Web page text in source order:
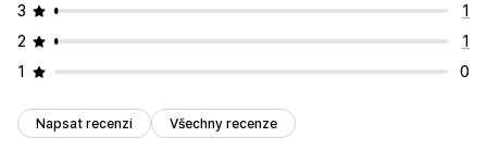
3
1
2
1
1
0
Napsat recenzi Všechny recenze